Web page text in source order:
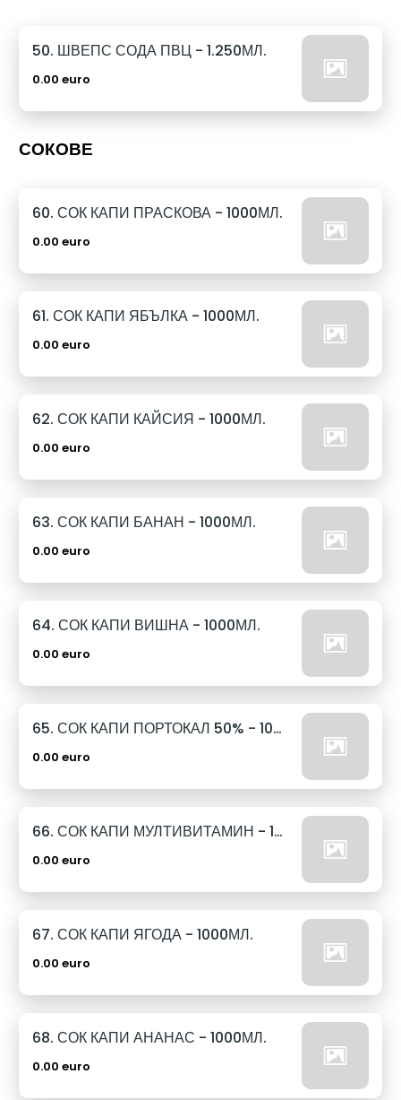
50. ШВЕПС СОДА ПВЦ - 1.250МЛ.
0.00 euro
СОКОВЕ
60. СОК КАПИ ПРАСКОВА - 1000МЛ.
0.00 euro
61. СОК КАПИ ЯБЪЛКА - 1000МЛ.
0.00 euro
62. СОК КАПИ КАЙСИЯ - 1000МЛ.
0.00 euro
63. СОК КАПИ БАНАН - 1000МЛ.
0.00 euro
64. СОК КАПИ ВИШНА - 1000МЛ.
0.00 euro
65. СОК КАПИ ПОРТОКАЛ 50% - 1000МЛ.
0.00 euro
66. СОК КАПИ МУЛТИВИТАМИН - 1000МЛ.
0.00 euro
67. СОК КАПИ ЯГОДА - 1000МЛ.
0.00 euro
68. СОК КАПИ АНАНАС - 1000МЛ.
0.00 euro